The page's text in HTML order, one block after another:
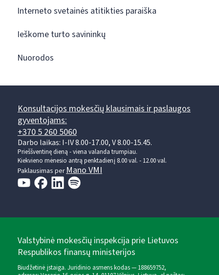
Interneto svetainės atitikties paraiška
Ieškome turto savininkų
Nuorodos
Konsultacijos mokesčių klausimais ir paslaugos
gyventojams:
+370 5 260 5060
Darbo laikas: I-IV 8.00-17.00, V 8.00-15.45.
Prieššventinę dieną - viena valanda trumpiau.
Kiekvieno mėnesio antrą penktadienį 8.00 val. - 12.00 val.
Paklausimas perMano VMI
Valstybinė mokesčių inspekcija prie Lietuvos
Respublikos finansų ministerijos
Biudžetinė įstaiga. Juridinio asmens kodas — 188659752,